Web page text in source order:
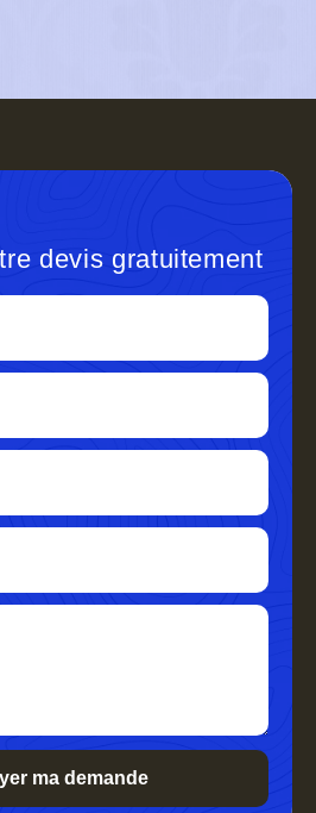
devis gratuitement